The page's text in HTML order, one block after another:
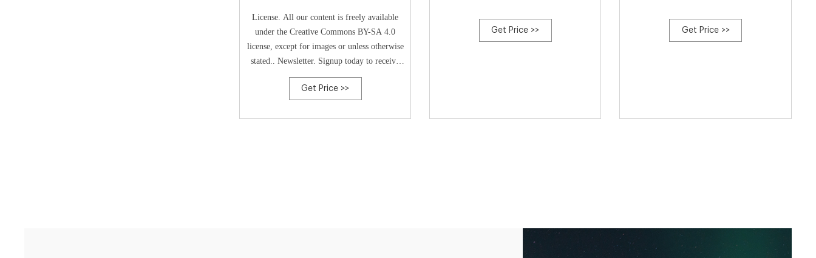
License. All our content is freely available
under the Creative Commons BY-SA 4.0
license, except for images or unless otherwise
stated.. Newsletter. Signup today to receive
new recipes, guides, and store discounts!
Get Price >>
Get Price >> Get Price >>